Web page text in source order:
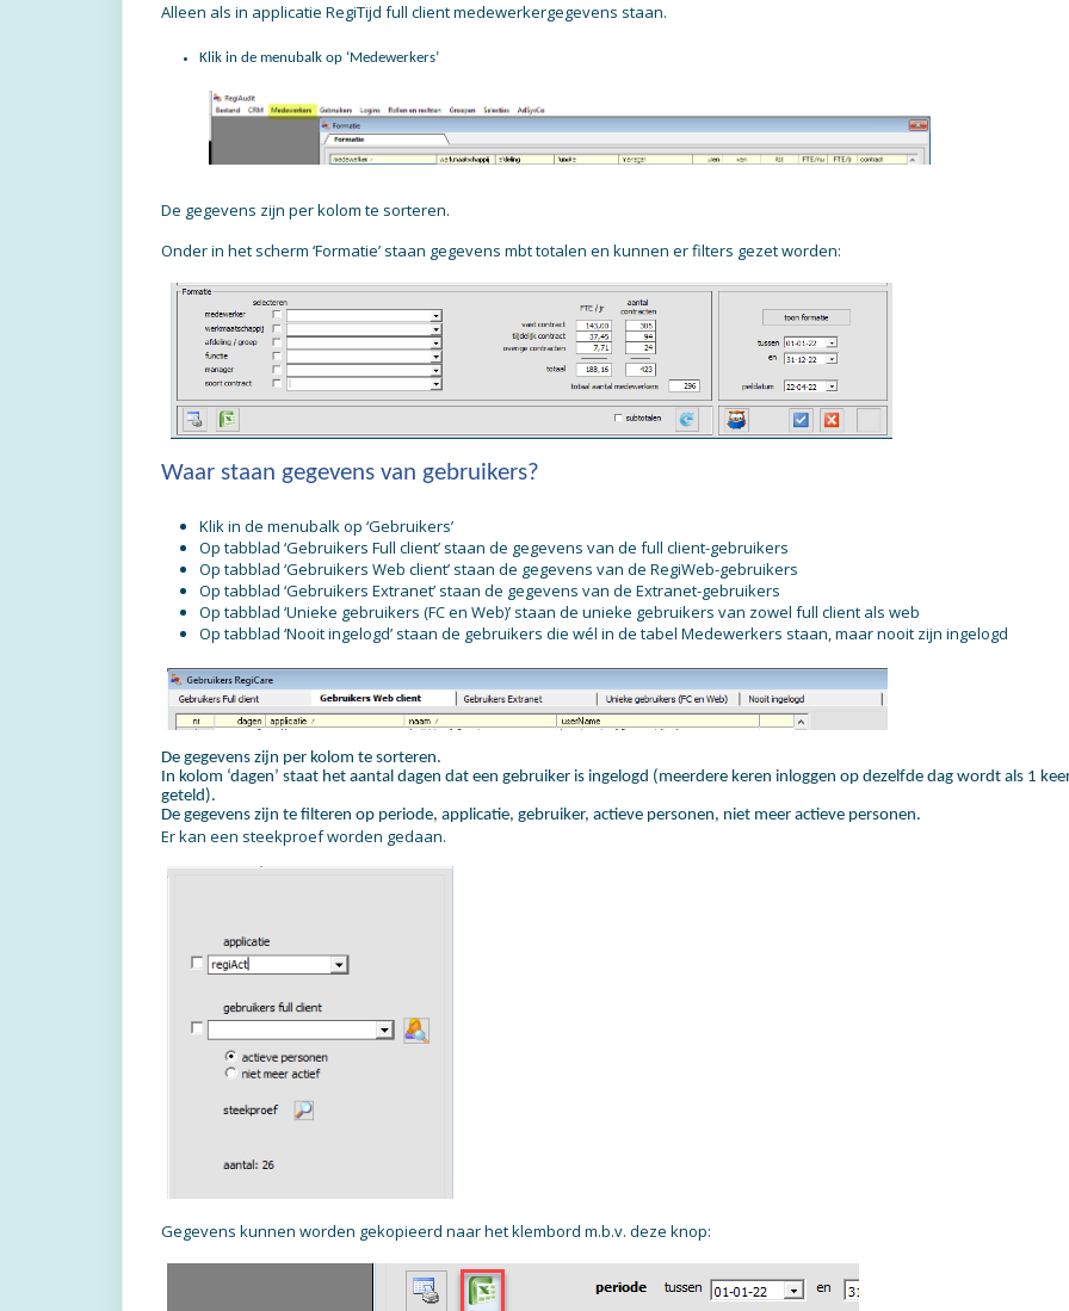
Alleen als in applicatie RegiTijd full client medewerkergegevens staan.
Klik in de menubalk op ‘Medewerkers’
De gegevens zijn per kolom te sorteren.
Onder in het scherm ‘Formatie’ staan gegevens mbt totalen en kunnen er filters gezet worden:
Waar staan gegevens van gebruikers?
Klik in de menubalk op ‘Gebruikers’
Op tabblad ‘Gebruikers Full client’ staan de gegevens van de full client-gebruikers
Op tabblad ‘Gebruikers Web client’ staan de gegevens van de RegiWeb-gebruikers
Op tabblad ‘Gebruikers Extranet’ staan de gegevens van de Extranet-gebruikers
Op tabblad ‘Unieke gebruikers (FC en Web)’ staan de unieke gebruikers van zowel full client als web
Op tabblad ‘Nooit ingelogd’ staan de gebruikers die wél in de tabel Medewerkers staan, maar nooit zijn ingelogd
De gegevens zijn per kolom te sorteren.
In kolom ‘dagen’ staat het aantal dagen dat een gebruiker is ingelogd (meerdere keren inloggen op dezelfde dag wordt als 1
geteld).
De gegevens zijn te filteren op periode, applicatie, gebruiker, actieve personen, niet meer actieve personen.
Er kan een steekproef worden gedaan.
Gegevens kunnen worden gekopieerd naar het klembord m.b.v. deze knop: